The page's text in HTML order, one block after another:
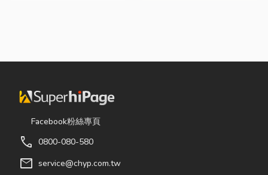
Facebook粉絲專頁
call 0800-080-580
mail service@chyp.com.tw